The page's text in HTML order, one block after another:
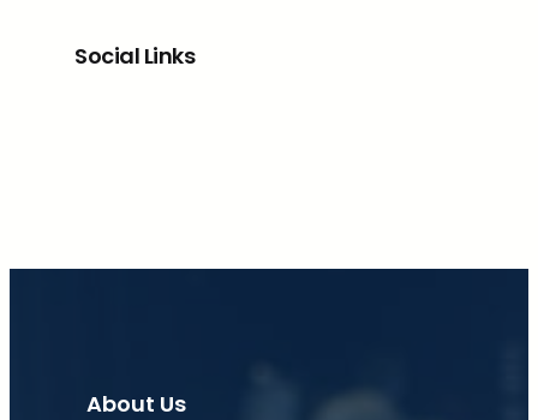
Social Links
About Us